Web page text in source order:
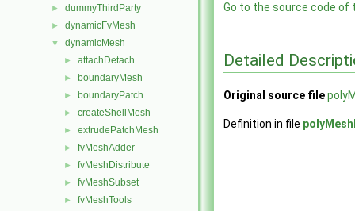
► dummyThirdParty
► dynamicFvMesh
▼ dynamicMesh
► attachDetach
► boundaryMesh
► boundaryPatch
► createShellMesh
► extrudePatchMesh
► fvMeshAdder
► fvMeshDistribute
► fvMeshSubset
► fvMeshTools
Go to the source code of
Detailed
Original source file
Definition in file